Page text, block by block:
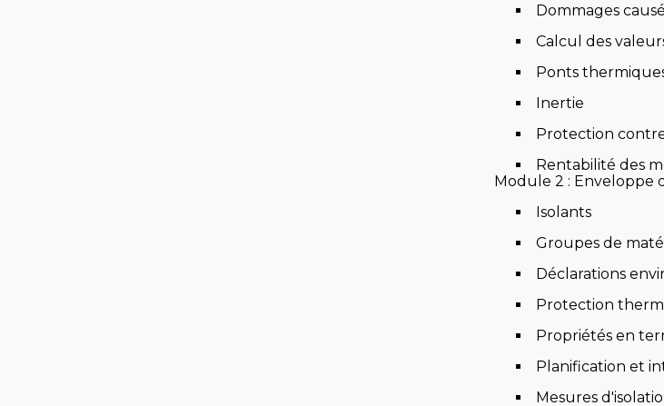
Dommages
Calcul des
Ponts
Inertie
Protection
Rentabilité des
Module 2 : Enveloppe
Isolants
Groupes de
Déclarations
Protection
Propriétés en
Planification et
Mesures